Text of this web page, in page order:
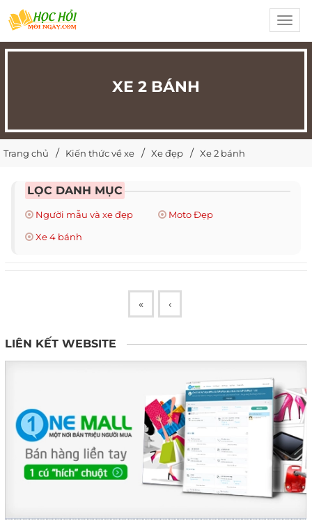
XE 2 BÁNH
Trang chủ Kiến thức về xe Xe đẹp Xe 2 bánh
LỌC DANH MỤC
Người mẫu và xe đẹp
Moto Đẹp
Xe 4 bánh
« ‹
LIÊN KẾT WEBSITE